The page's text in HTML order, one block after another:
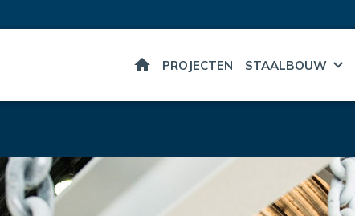
HOMEPROJECTEN STAALBOUW